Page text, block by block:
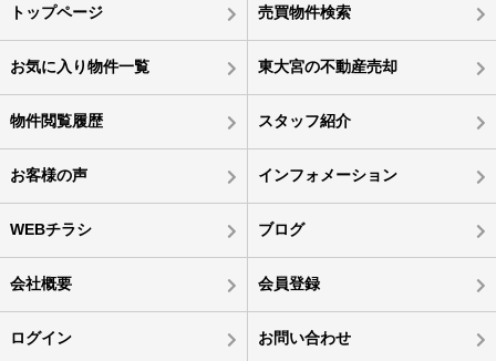
トップページ 売買物件検索
お気に入り物件一覧 東大宮の不動産売却
物件閲覧履歴 スタッフ紹介
お客様の声 インフォメーション
WEBチラシ ブログ
会社概要 会員登録
ログイン お問い合わせ